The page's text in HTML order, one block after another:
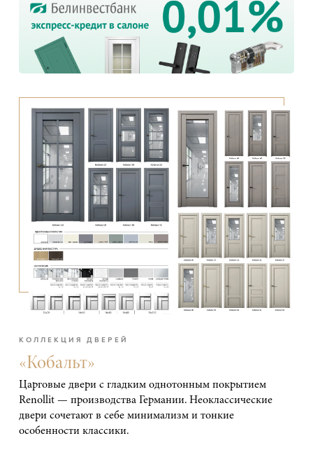
КОЛЛЕКЦИЯ ДВЕРЕЙ
«Кобальт»
Царговые двери с гладким однотонным покрытием
Renollit — производства Германии. Неоклассические
двери сочетают в себе минимализм и тонкие
особенности классики.